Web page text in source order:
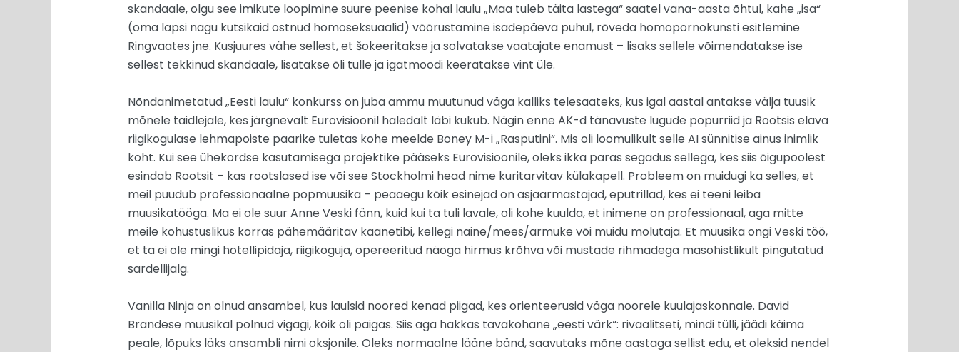
skandaale, olgu see imikute loopimine suure peenise kohal laulu „Maa tuleb täita lastega“ saatel vana-aasta õhtul, kahe „isa“
(oma lapsi nagu kutsikaid ostnud homoseksuaalid) võõrustamine isadepäeva puhul, rõveda homopornokunsti esitlemine
Ringvaates jne. Kusjuures vähe sellest, et šokeeritakse ja solvatakse vaatajate enamust – lisaks sellele võimendatakse ise
sellest tekkinud skandaale, lisatakse õli tulle ja igatmoodi keeratakse vint üle.
Nõndanimetatud „Eesti laulu“ konkurss on juba ammu muutunud väga kalliks telesaateks, kus igal aastal antakse välja tuusik
mõnele taidlejale, kes järgnevalt Eurovisioonil haledalt läbi kukub. Nägin enne AK-d tänavuste lugude popurriid ja Rootsis elava
riigikogulase lehmapoiste paarike tuletas kohe meelde Boney M-i „Rasputini“. Mis oli loomulikult selle AI sünnitise ainus inimlik
koht. Kui see ühekordse kasutamisega projektike pääseks Eurovisioonile, oleks ikka paras segadus sellega, kes siis õigupoolest
esindab Rootsit – kas rootslased ise või see Stockholmi head nime kuritarvitav külakapell. Probleem on muidugi ka selles, et
meil puudub professionaalne popmuusika – peaaegu kõik esinejad on asjaarmastajad, eputrillad, kes ei teeni leiba
muusikatööga. Ma ei ole suur Anne Veski fänn, kuid kui ta tuli lavale, oli kohe kuulda, et inimene on professionaal, aga mitte
meile kohustuslikus korras pähemääritav kaanetibi, kellegi naine/mees/armuke või muidu molutaja. Et muusika ongi Veski töö,
et ta ei ole mingi hotellipidaja, riigikoguja, opereeritud näoga hirmus krõhva või mustade rihmadega masohistlikult pingutatud
sardellijalg.
Vanilla Ninja on olnud ansambel, kus laulsid noored kenad piigad, kes orienteerusid väga noorele kuulajaskonnale. David
Brandese muusikal polnud vigagi, kõik oli paigas. Siis aga hakkas tavakohane „eesti värk“: rivaalitseti, mindi tülli, jäädi käima
peale, lõpuks läks ansambli nimi oksjonile. Oleks normaalne lääne bänd, saavutaks mõne aastaga sellist edu, et oleksid nendel